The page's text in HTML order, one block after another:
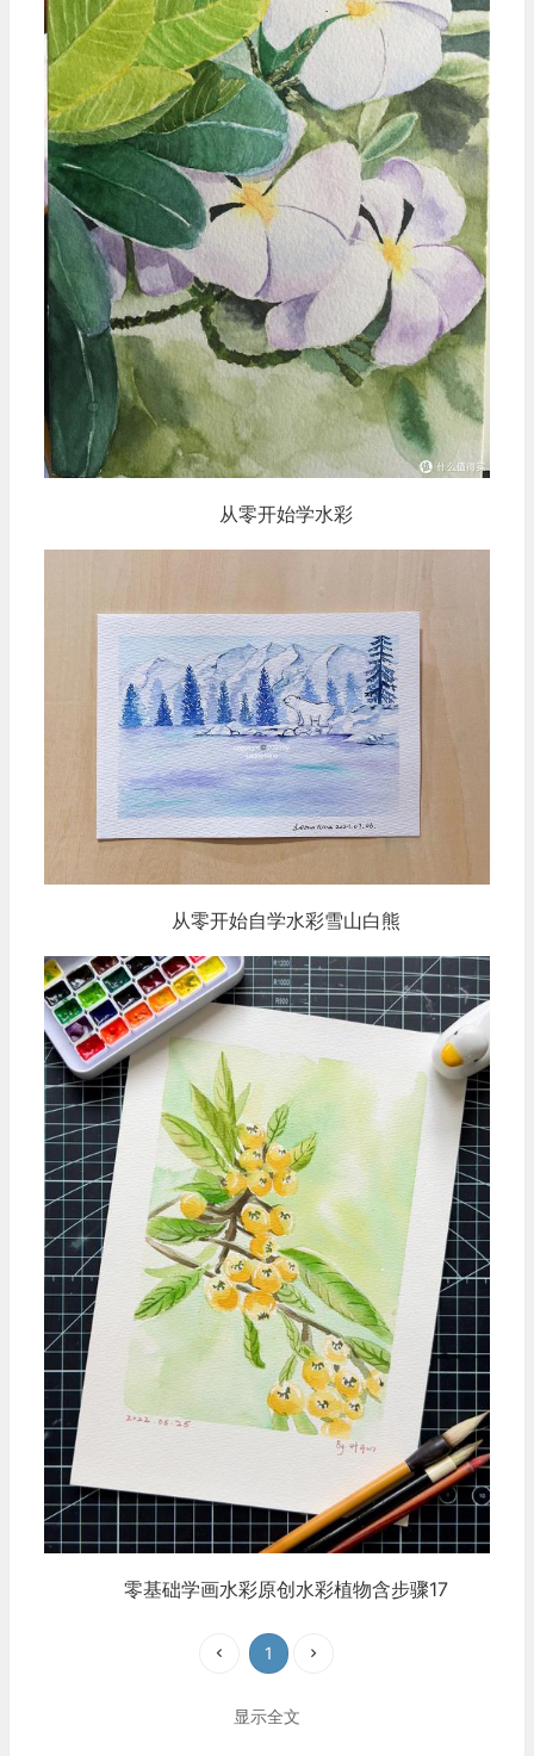
从零开始学水彩
从零开始自学水彩雪山白熊
零基础学画水彩原创水彩植物含步骤17
1
显示全文